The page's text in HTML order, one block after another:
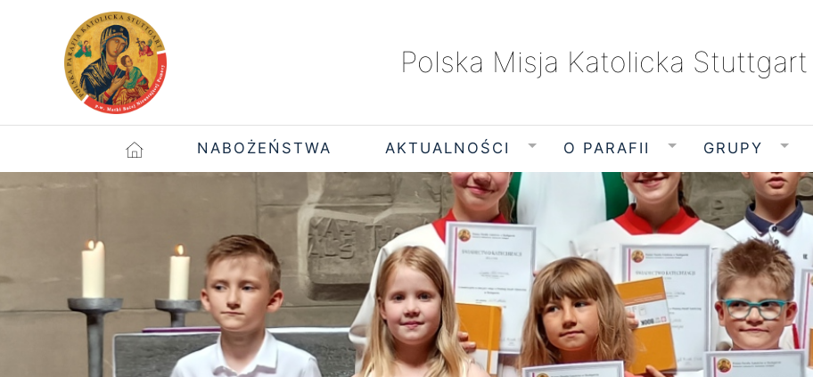
Polska Misja Katolicka Stuttgart
NABOŻEŃSTWA AKTUALNOŚCI O PARAFII GRUPY